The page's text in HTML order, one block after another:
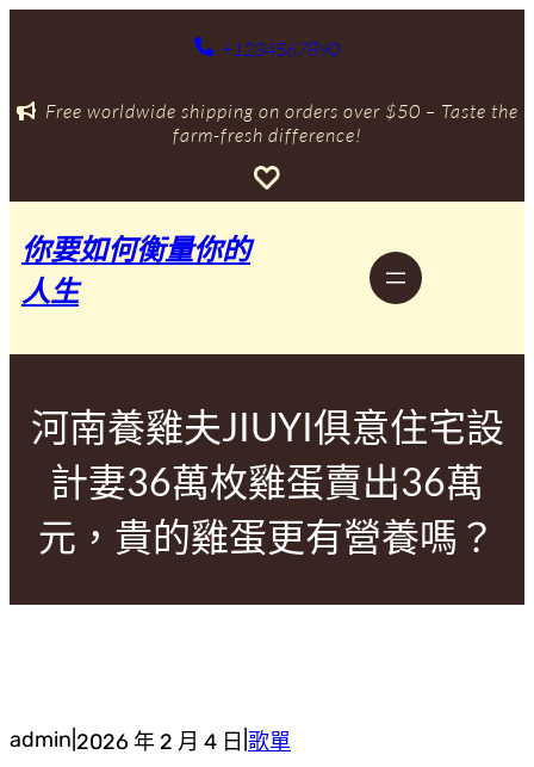
內
+1234567890
Free worldwide shipping on orders over $50 – Taste the
farm-fresh difference!
你要如何衡量你的
人生
河南養雞夫JIUYI俱意住宅設
計妻36萬枚雞蛋賣出36萬
元，貴的雞蛋更有營養嗎？
admin 2026 年 2 月 4 日 歌單